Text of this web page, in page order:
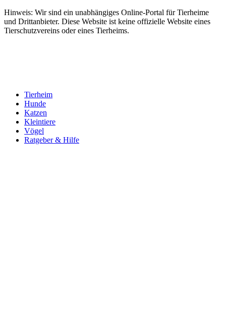
Hinweis: Wir sind ein unabhängiges Online-Portal für Tierheime
und Drittanbieter. Diese Website ist keine offizielle Website eines
Tierschutzvereins oder eines Tierheims.
Tierheim
Hunde
Katzen
Kleintiere
Vögel
Ratgeber & Hilfe